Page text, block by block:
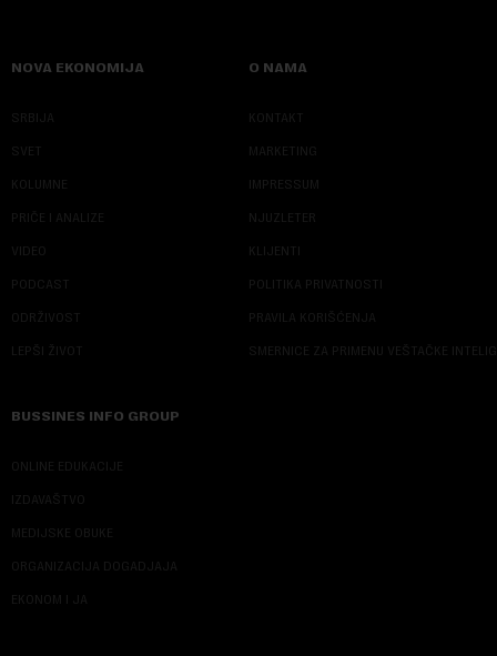
NOVA EKONOMIJA
SRBIJA
SVET
KOLUMNE
PRIČE I ANALIZE
VIDEO
PODCAST
ODRŽIVOST
LEPŠI ŽIVOT
O NAMA
KONTAKT
MARKETING
IMPRESSUM
NJUZLETER
KLIJENTI
POLITIKA PRIVATNOSTI
PRAVILA KORIŠĆENJA
SMERNICE ZA PRIMENU VEŠTAČKE
BUSSINES INFO GROUP
ONLINE EDUKACIJE
IZDAVAŠTVO
MEDIJSKE OBUKE
ORGANIZACIJA DOGADJAJA
EKONOM I JA